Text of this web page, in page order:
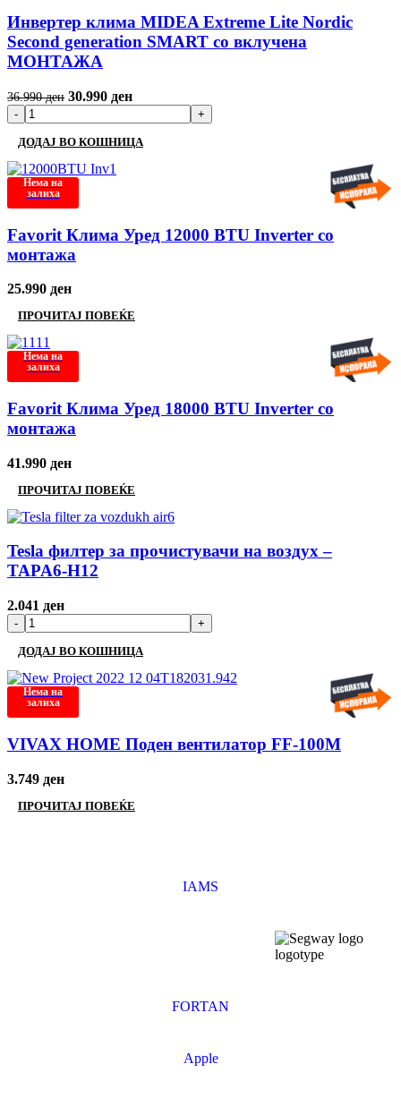
Инвертер клима MIDEA Extreme Lite Nordic
Second generation SMART со вклучена
МОНТАЖА
36.990ден 30.990 ден
ДОДАЈ ВО КОШНИЦА
Нема на
залиха
Favorit Клима Уред 12000 BTU Inverter со
монтажа
25.990 ден
ПРОЧИТАЈ ПОВЕЌЕ
Нема на
залиха
Favorit Клима Уред 18000 BTU Inverter со
монтажа
41.990 ден
ПРОЧИТАЈ ПОВЕЌЕ
Tesla филтер за прочистувачи на воздух –
TAPA6-H12
2.041 ден
ДОДАЈ ВО КОШНИЦА
Нема на
залиха
VIVAX HOME Поден вентилатор FF-100M
3.749 ден
ПРОЧИТАЈ ПОВЕЌЕ
IAMS
FORTAN
Apple